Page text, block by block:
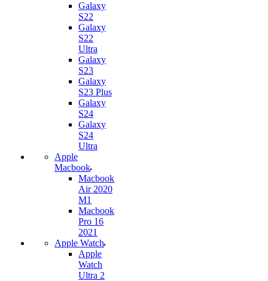
Galaxy
S22
Galaxy
S22
Ultra
Galaxy
S23
Galaxy
S23 Plus
Galaxy
S24
Galaxy
S24
Ultra
Apple
Macbook
Macbook
Air 2020
M1
Macbook
Pro 16
2021
Apple Watch
Apple
Watch
Ultra 2